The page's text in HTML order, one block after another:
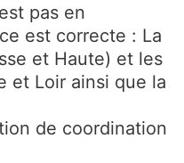
pas en
est correcte : La
et Haute) et les
et Loir ainsi que la
de coordination